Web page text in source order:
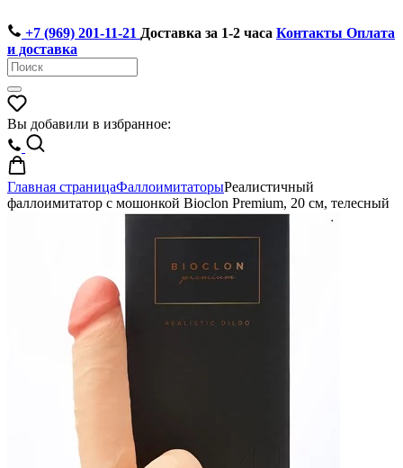
+7 (969) 201-11-21 Доставка за 1-2 часа Контакты Оплата
и доставка
Вы добавили в избранное:
Главная страницаФаллоимитаторыРеалистичный
фаллоимитатор с мошонкой Bioclon Premium, 20 см, телесный